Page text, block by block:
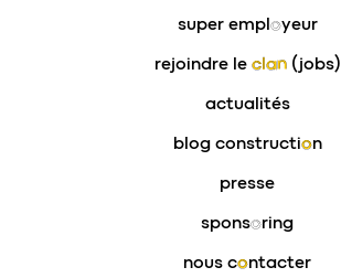
super employeur
rejoindre le clan (jobs)
actualités
blog construction
presse
sponsoring
nous contacter